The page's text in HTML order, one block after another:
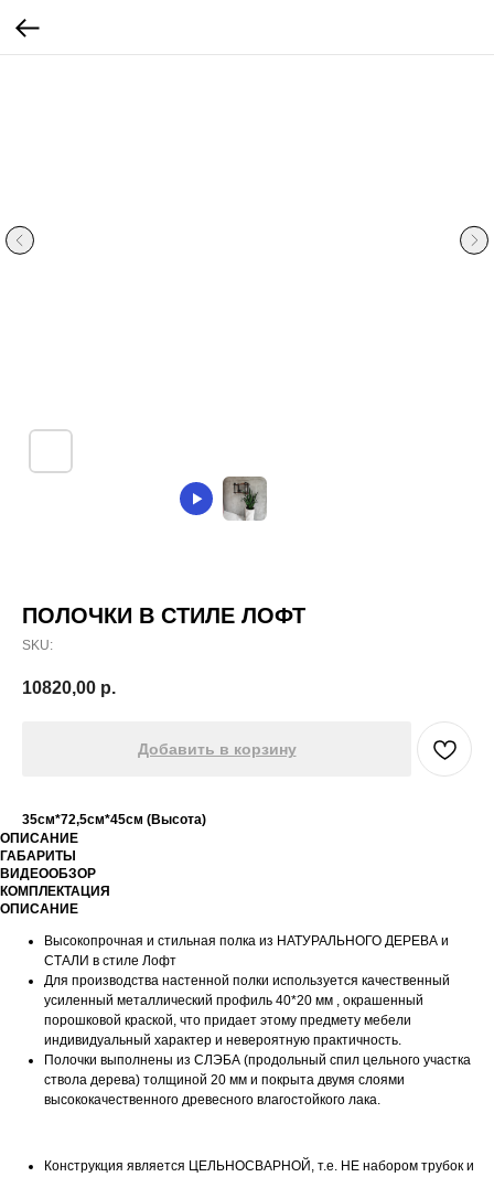
ПОЛОЧКИ В СТИЛЕ ЛОФТ
SKU:
10820,00 р.
Добавить в корзину
35см*72,5см*45см (Высота)
ОПИСАНИЕ
ГАБАРИТЫ
ВИДЕООБЗОР
КОМПЛЕКТАЦИЯ
ОПИСАНИЕ
Высокопрочная и стильная полка из НАТУРАЛЬНОГО ДЕРЕВА и
СТАЛИ в стиле Лофт
Для производства настенной полки используется качественный
усиленный металлический профиль 40*20 мм , окрашенный
порошковой краской, что придает этому предмету мебели
индивидуальный характер и невероятную практичность.
Полочки выполнены из СЛЭБА (продольный спил цельного участка
ствола дерева) толщиной 20 мм и покрыта двумя слоями
высококачественного древесного влагостойкого лака.
Конструкция является ЦЕЛЬНОСВАРНОЙ, т.е. НЕ набором трубок и